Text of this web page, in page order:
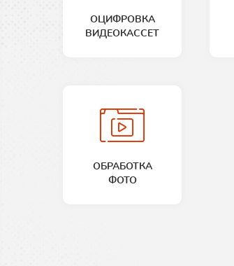
ОЦИФРОВКА
ВИДЕОКАССЕТ
ОБРАБОТКА
ФОТО